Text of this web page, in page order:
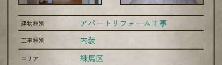
建物種別 アパートリフォーム工事
工事種別 内装
エリア 練馬区